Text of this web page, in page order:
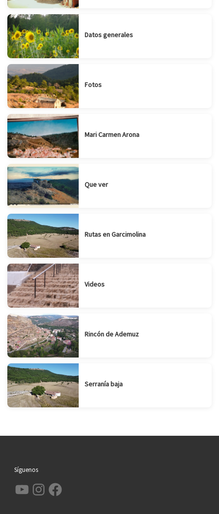
Datos generales
Fotos
Mari Carmen Arona
Que ver
Rutas en Garcimolina
Videos
Rincón de Ademuz
Serranía baja
Síguenos
YouTube InstagramFacebook